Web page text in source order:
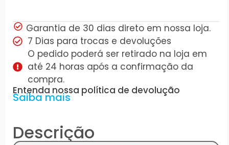
Garantia de 30 dias direto em nossa loja.
7 Dias para trocas e devoluções
O pedido poderá ser retirado na loja em
até 24 horas após a confirmação da
compra.
Entenda nossa política de devolução
Saiba mais
Descrição